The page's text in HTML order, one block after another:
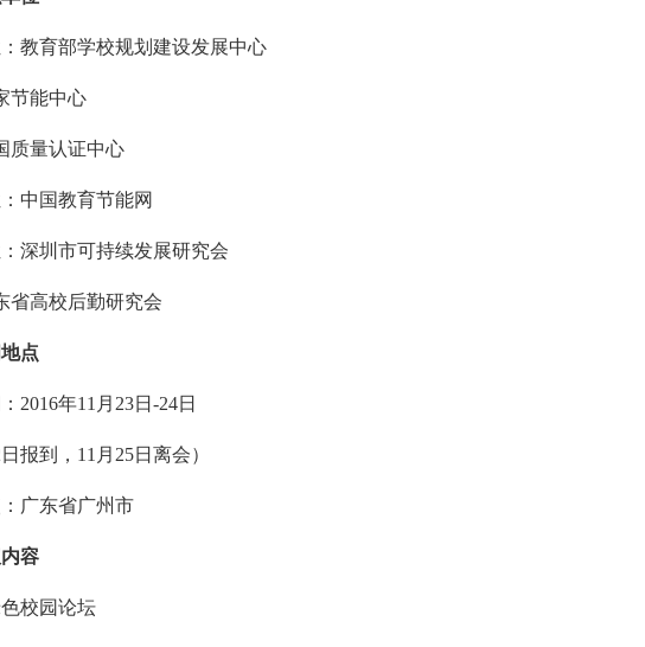
育部学校规划建设发展中心
中心
认证中心
国教育节能网
圳市可持续发展研究会
后勤研究会
点
年11月23日-24日
到，11月25日离会）
东省广州市
容
校园论坛